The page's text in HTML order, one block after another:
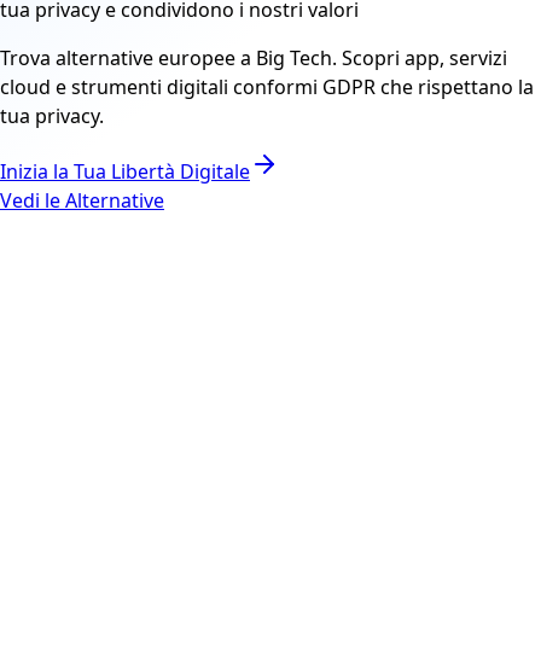
tua privacy e condividono i nostri valori
Trova alternative europee a Big Tech. Scopri app, servizi
cloud e strumenti digitali conformi GDPR che rispettano la
tua privacy.
Inizia la Tua Libertà Digitale
Vedi le Alternative